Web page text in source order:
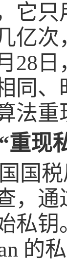
它
亿
28
、
法重
重现
国
，通
私
的